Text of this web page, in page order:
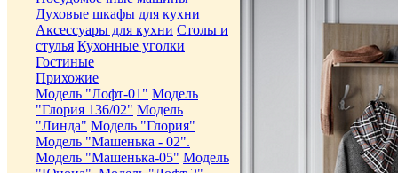
Духовые шкафы для кухни
Аксессуары для кухни Столы и
стулья Кухонные уголки
Гостиные
Прихожие
Модель "Лофт-01" Модель
"Глория 136/02" Модель
"Линда" Модель "Глория"
Модель "Машенька - 02".
Модель "Машенька-05" Модель